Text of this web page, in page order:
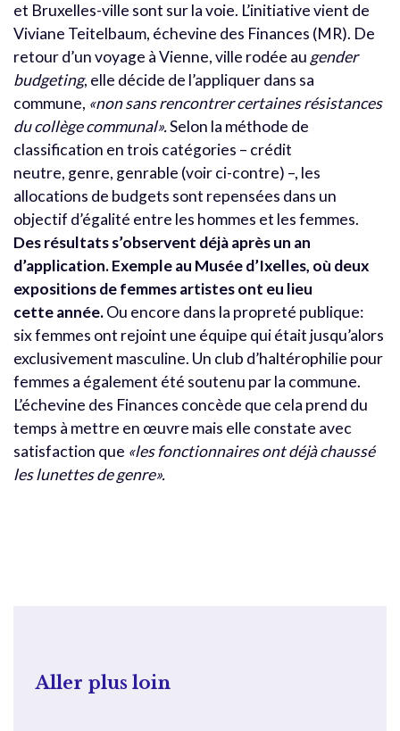
et Bruxelles-ville sont sur la voie. L’initiative vient de
Viviane Teitelbaum, échevine des Finances (MR). De
retour d’un voyage à Vienne, ville rodée au gender
budgeting, elle décide de l’appliquer dans sa
commune, «non sans rencontrer certaines résistances
du collège communal».Selon la méthode de
classification en trois catégories – crédit
neutre, genre, genrable (voir ci-contre) –, les
allocations de budgets sont repensées dans un
objectif d’égalité entre les hommes et les femmes.
Des résultats s’observent déjà après un an
d’application. Exemple au Musée d’Ixelles, où deux
expositions de femmes artistes ont eu lieu
cette année.Ou encore dans la propreté publique:
six femmes ont rejoint une équipe qui était jusqu’alors
exclusivement masculine. Un club d’haltérophilie pour
femmes a également été soutenu par la commune.
L’échevine des Finances concède que cela prend du
temps à mettre en œuvre mais elle constate avec
satisfaction que «les fonctionnaires ont déjà chaussé
les lunettes de genre».
Aller plus loin